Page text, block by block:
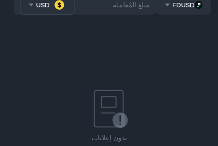
FDUSD
USD
بدون إعلانات